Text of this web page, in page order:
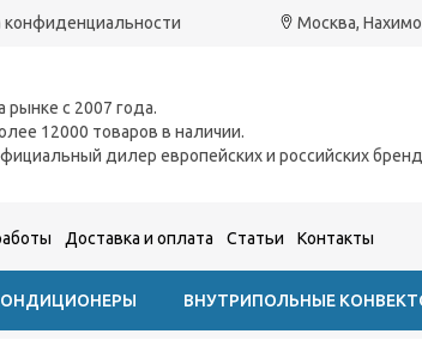
конфиденциальности Москва,
рынке с 2007 года.
12000 товаров в наличии.
дилер европейских и российских
Доставка и оплата Статьи Контакты
ВНУТРИПОЛЬНЫЕ